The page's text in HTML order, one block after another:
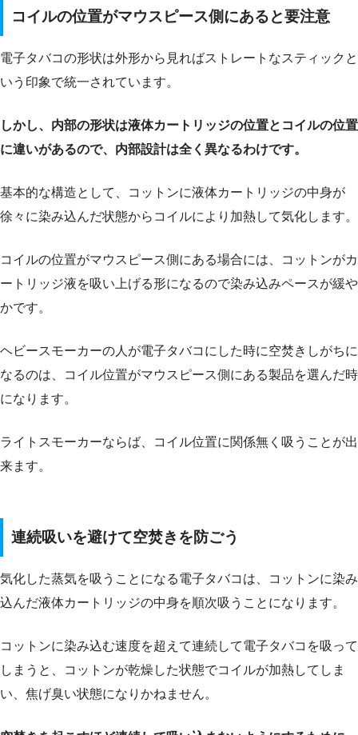
コイルの位置がマウスピース側にあると要注意
電子タバコの形状は外形から見ればストレートなスティックと
いう印象で統一されています。
しかし、内部の形状は液体カートリッジの位置とコイルの位置
に違いがあるので、内部設計は全く異なるわけです。
基本的な構造として、コットンに液体カートリッジの中身が
徐々に染み込んだ状態からコイルにより加熱して気化します。
コイルの位置がマウスピース側にある場合には、コットンがカ
ートリッジ液を吸い上げる形になるので染み込みペースが緩や
かです。
ヘビースモーカーの人が電子タバコにした時に空焚きしがちに
なるのは、コイル位置がマウスピース側にある製品を選んだ時
になります。
ライトスモーカーならば、コイル位置に関係無く吸うことが出
来ます。
連続吸いを避けて空焚きを防ごう
気化した蒸気を吸うことになる電子タバコは、コットンに染み
込んだ液体カートリッジの中身を順次吸うことになります。
コットンに染み込む速度を超えて連続して電子タバコを吸って
しまうと、コットンが乾燥した状態でコイルが加熱してしま
い、焦げ臭い状態になりかねません。